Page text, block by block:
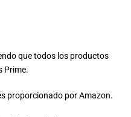
que todos los productos
Prime.
proporcionado por Amazon.